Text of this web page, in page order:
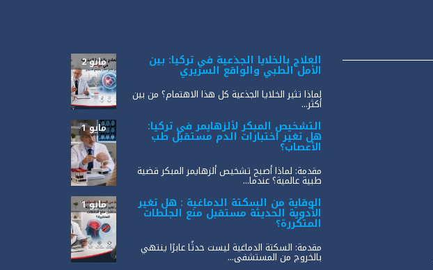
العلاج بالخلايا الجذعية في تركيا: بين
الأمل الطبي والواقع السريري
مايو 2
لماذا تثير الخلايا الجذعية كل هذا الاهتمام؟ من بين
أكثر...
التشخيص المبكر لألزهايمر في تركيا:
هل تغير اختبارات الدم مستقبل طب
الأعصاب؟
مايو 1
مقدمة: لماذا أصبح تشخيص ألزهايمر المبكر قضية
طبية عالمية؟ عندما...
الوقاية من السكتة الدماغية : هل تغير
الأدوية الحديثة مستقبل منع الجلطات
المتكررة؟
مايو 1
مقدمة: السكتة الدماغية ليست حدثًا عابرًا ينتهي
بالخروج من المستشفى...